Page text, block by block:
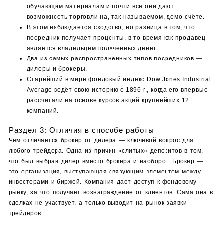
обучающим материалам и почти все они дают
возможность торговли на, так называемом, демо-счёте.
В этом наблюдается сходство, но разница в том, что
посредник получает проценты, в то время как продавец
является владельцем полученных денег.
Два из самых распространенных типов посредников —
дилеры и брокеры.
Старейший в мире фондовый индекс Dow Jones Industrial
Average ведёт свою историю с 1896 г., когда его впервые
рассчитали на основе курсов акций крупнейших 12
компаний.
Раздел 3: Отличия в способе работы
Чем отличается брокер от дилера — ключевой вопрос для
любого трейдера. Одна из причин «слитых» депозитов в том,
что был выбран дилер вместо брокера и наоборот. Брокер —
это организация, выступающая связующим элементом между
инвесторами и биржей. Компания дает доступ к фондовому
рынку, за что получает вознаграждение от клиентов. Сама она в
сделках не участвует, а только выводит на рынок заявки
трейдеров.